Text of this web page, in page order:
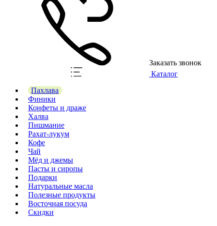
Заказать звонок
Каталог
Пахлава
Финики
Конфеты и драже
Халва
Пишмание
Рахат-лукум
Кофе
Чай
Мёд и джемы
Пасты и сиропы
Подарки
Натуральные масла
Полезные продукты
Восточная посуда
Скидки